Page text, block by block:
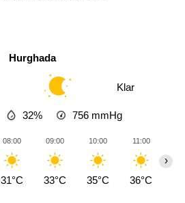
Hurghada
Klar
32% 756 mmHg
08:00
31°C
09:00
33°C
10:00
35°C
11:00
36°C
›